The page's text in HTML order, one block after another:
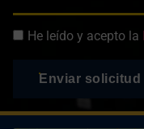
He leído y acepto la
Enviar solicitud